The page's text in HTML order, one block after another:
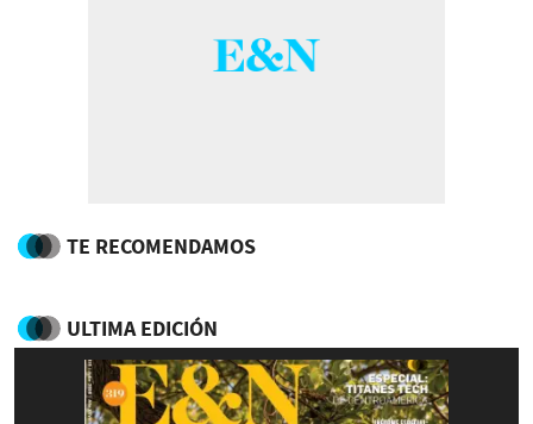
TE RECOMENDAMOS
ULTIMA EDICIÓN